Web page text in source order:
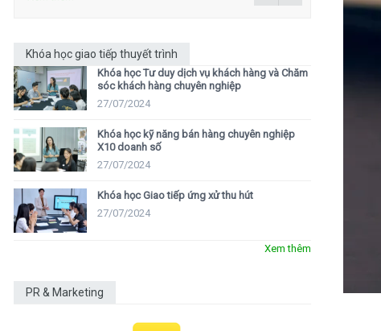
Khóa học giao tiếp thuyết trình
Khóa học Tư duy dịch vụ khách hàng và Chăm
sóc khách hàng chuyên nghiệp
27/07/2024
Khóa học kỹ năng bán hàng chuyên nghiệp
X10 doanh số
27/07/2024
Khóa học Giao tiếp ứng xử thu hút
27/07/2024
Xem thêm
PR & Marketing